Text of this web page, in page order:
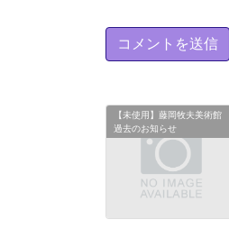
【未使用】藤岡牧夫美術館
過去のお知らせ